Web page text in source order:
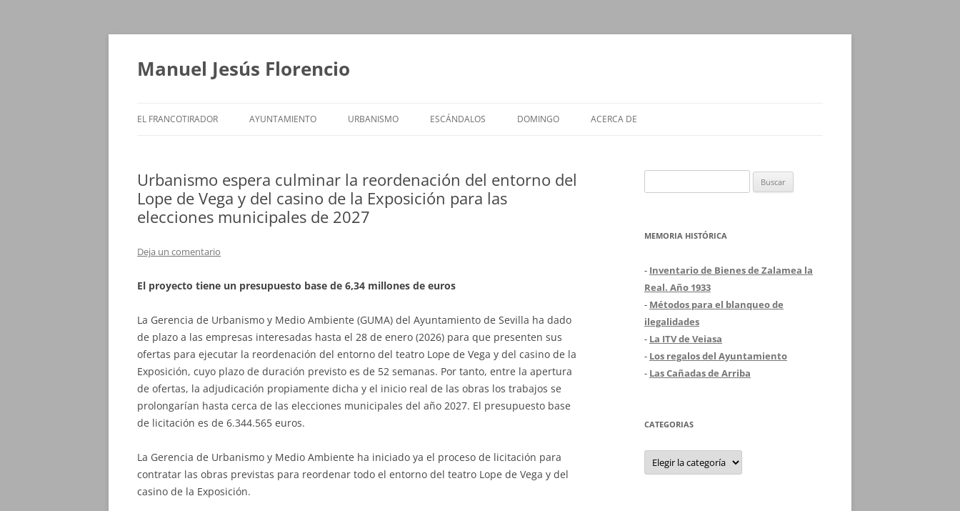
Saltar
Manuel Jesús Florencio
EL FRANCOTIRADOR AYUNTAMIENTO URBANISMO ESCÁNDALOS DOMINGO ACERCA DE
Urbanismo espera culminar la reordenación del entorno del
Lope de Vega y del casino de la Exposición para las
elecciones municipales de 2027
Deja un comentario
El proyecto tiene un presupuesto base de 6,34 millones de euros
La Gerencia de Urbanismo y Medio Ambiente (GUMA) del Ayuntamiento de Sevilla ha dado
de plazo a las empresas interesadas hasta el 28 de enero (2026) para que presenten sus
ofertas para ejecutar la reordenación del entorno del teatro Lope de Vega y del casino de la
Exposición, cuyo plazo de duración previsto es de 52 semanas. Por tanto, entre la apertura
de ofertas, la adjudicación propiamente dicha y el inicio real de las obras los trabajos se
prolongarían hasta cerca de las elecciones municipales del año 2027. El presupuesto base
de licitación es de 6.344.565 euros.
La Gerencia de Urbanismo y Medio Ambiente ha iniciado ya el proceso de licitación para
contratar las obras previstas para reordenar todo el entorno del teatro Lope de Vega y del
casino de la Exposición.
MEMORIA HISTÓRICA
- Inventario de Bienes de Zalamea la
Real. Año 1933
- Métodos para el blanqueo de
ilegalidades
- La ITV de Veiasa
- Los regalos del Ayuntamiento
- Las Cañadas de Arriba
CATEGORIAS
Categorias